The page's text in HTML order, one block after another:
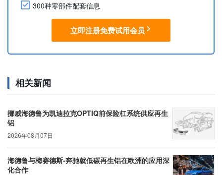
300种零部件配套信息
立即注册免费试用会员
相关新闻
挪威海德鲁为凯迪拉克OPTIQ前保险杠系统供应再生
铝
2026年08月07日
海德鲁与梅赛德斯-奔驰就低碳再生铝在欧洲的应用深
化合作